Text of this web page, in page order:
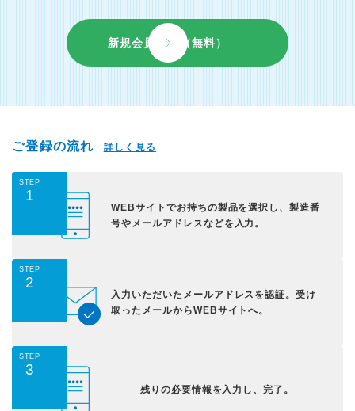
新規会員登録（無料）
ご登録の流れ 詳しく見る
STEP
1
WEBサイトでお持ちの製品を選択し、製造番
号やメールアドレスなどを入力。
STEP
2
入力いただいた メールアドレスを認証。受け
取ったメールからWEBサイトへ。
STEP
3
残りの必要情報を入力し、完了。